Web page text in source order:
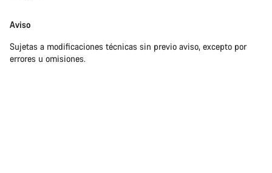
Aviso
Sujetas a modificaciones técnicas sin previo aviso, excepto por
errores u omisiones.